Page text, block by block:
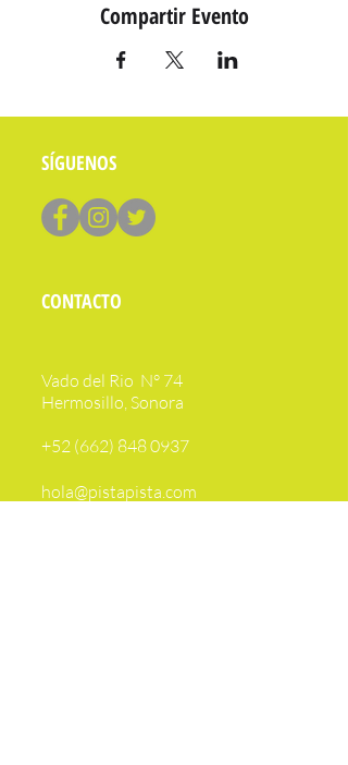
Compartir Evento
SÍGUENOS
CONTACTO
Vado del Rio N° 74
Hermosillo, Sonora
+52 (662) 848 0937
hola@pistapista.com